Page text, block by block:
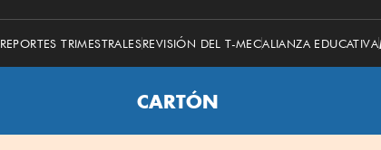
REPORTES TRIMESTRALESREVISIÓN DEL T-MECALIANZA EDUCATIVA
CARTÓN